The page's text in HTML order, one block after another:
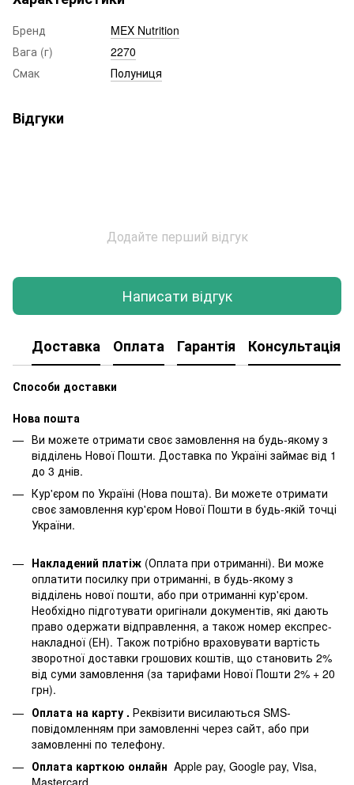
Бренд
MEX Nutrition
Вага (г)
2270
Смак
Полуниця
Відгуки
Додайте перший відгук
Написати відгук
Доставка Оплата Гарантія Консультація
Способи доставки
Нова пошта
Ви можете отримати своє замовлення на будь-якому з
відділень Нової Пошти. Доставка по Україні займає від 1
до 3 днів.
Кур'єром по Україні (Нова пошта). Ви можете отримати
своє замовлення кур'єром Нової Пошти в будь-якій точці
України.
Накладений платіж (Оплата при отриманні). Ви може
оплатити посилку при отриманні, в будь-якому з
відділень нової пошти, або при отриманні кур'єром.
Необхідно підготувати оригінали документів, які дають
право одержати відправлення, а також номер експрес-
накладної (ЕН). Також потрібно враховувати вартість
зворотної доставки грошових коштів, що становить 2%
від суми замовлення (за тарифами Нової Пошти 2% + 20
грн).
Оплата на карту . Реквізити висилаються SMS-
повідомленням при замовленні через сайт, або при
замовленні по телефону.
Оплата карткою онлайн Apple pay, Google pay, Visa,